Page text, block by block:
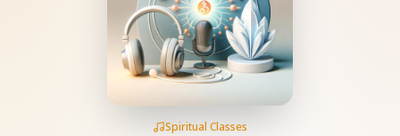
Spiritual Classes